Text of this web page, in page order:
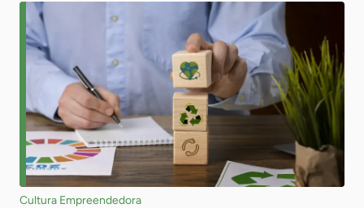
Cultura Empreendedora